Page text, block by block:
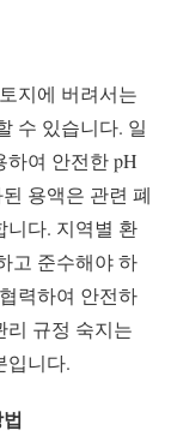
지에 버려서는
수 있습니다. 일
하여 안전한 pH
용액은 관련 폐
니다. 지역별 환
고 준수해야 하
력하여 안전하
리 규정 숙지는
입니다.